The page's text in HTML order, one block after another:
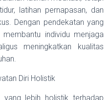
latihan pernapasan, dan
Dengan pendekatan yang
individu menjaga
meningkatkan kualitas
Diri Holistik
yang lebih holistik terhadap